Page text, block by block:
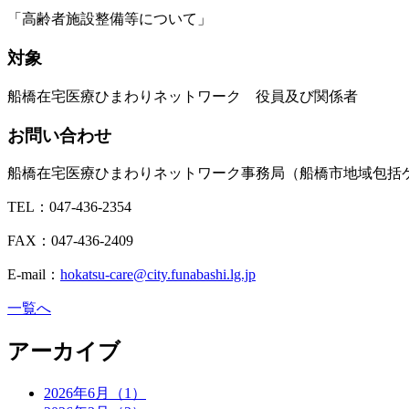
「高齢者施設整備等について」
対象
船橋在宅医療ひまわりネットワーク 役員及び関係者
お問い合わせ
船橋在宅医療ひまわりネットワーク事務局（船橋市地域包括
TEL：047-436-2354
FAX：047-436-2409
E-mail： hokatsu-care@city.funabashi.lg.jp
一覧へ
アーカイブ
2026年6月（1）